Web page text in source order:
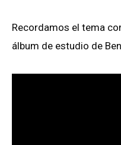
Recordamos el tema
álbum de estudio de